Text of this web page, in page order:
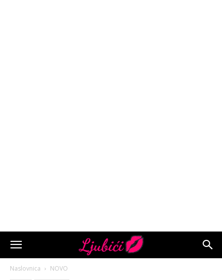
Naslovnica NOVO